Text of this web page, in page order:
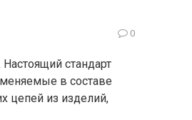
0
стандарт
в составе
цепей из изделий,